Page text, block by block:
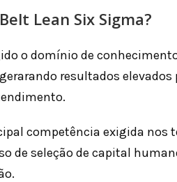
Lean Six Sigma?
o domínio de
resultados elevados
competência exigida nos
de seleção de capital